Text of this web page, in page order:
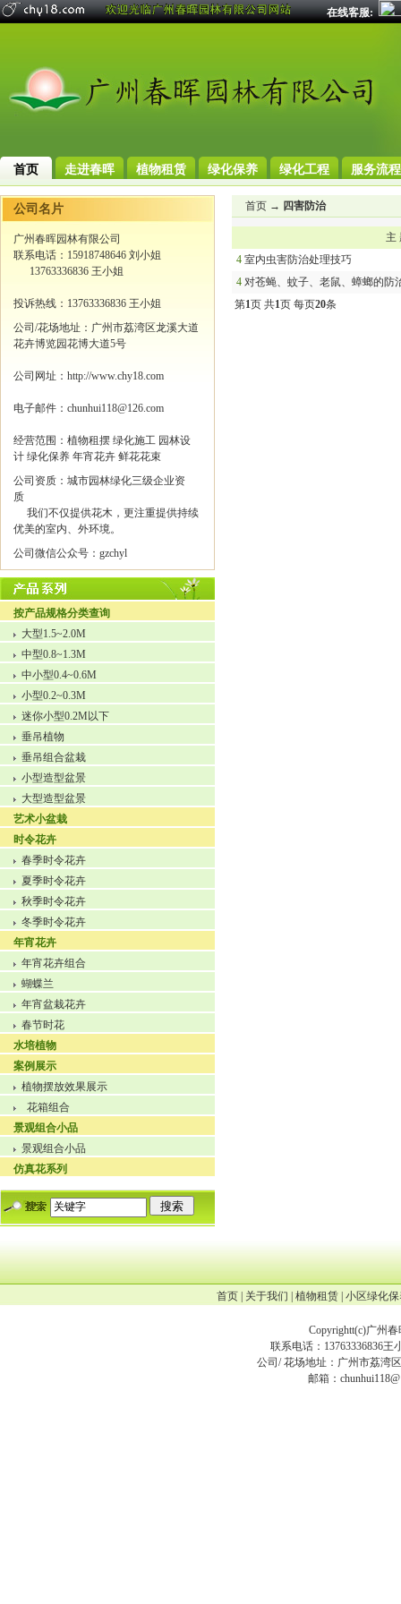
在线客服:
首页 走进春晖 植物租赁 绿化保养 绿化工程 服务流程
公司名片
广州春晖园林有限公司
联系电话：15918748646 刘小姐
13763336836 王小姐
投诉热线：13763336836 王小姐
公司/花场地址：广州市荔湾区龙溪大道
花卉博览园花博大道5号
公司网址：http://www.chy18.com
电子邮件：chunhui118@126.com
经营范围：植物租摆 绿化施工 园林设
计 绿化保养 年宵花卉 鲜花花束
公司资质：城市园林绿化三级企业资
质
我们不仅提供花木，更注重提供持续
优美的室内、外环境。
公司微信公众号：gzchyl
按产品规格分类查询
大型1.5~2.0M
中型0.8~1.3M
中小型0.4~0.6M
小型0.2~0.3M
迷你小型0.2M以下
垂吊植物
垂吊组合盆栽
小型造型盆景
大型造型盆景
艺术小盆栽
时令花卉
春季时令花卉
夏季时令花卉
秋季时令花卉
冬季时令花卉
年宵花卉
年宵花卉组合
蝴蝶兰
年宵盆栽花卉
春节时花
水培植物
案例展示
植物摆放效果展示
花箱组合
景观组合小品
景观组合小品
仿真花系列
首页 → 四害防治
主
4 室内虫害防治处理技巧
4 对苍蝇、蚊子、老鼠、蟑螂的防
第1页 共1页 每页20条
首页 关于我们 植物租赁 小区绿化
Copyrightt(c)广州
联系电话：13763336836王
公司/ 花场地址：广州市荔湾
邮箱：